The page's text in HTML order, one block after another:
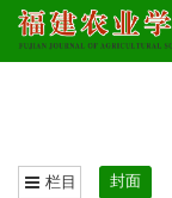
栏目 封面